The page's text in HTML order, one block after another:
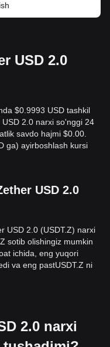
USD 2.0
$0.9993 USD tashkil
2.0 narxi so'nggi 24
savdo hajmi $0.00.
ga) ayirboshlash kursi
USD 2.0
USD 2.0 (USDT.Z) narxi
sotib olishingiz mumkin
ichida, eng yuqori
va eng pastUSDT.Z ni
2.0 narxi